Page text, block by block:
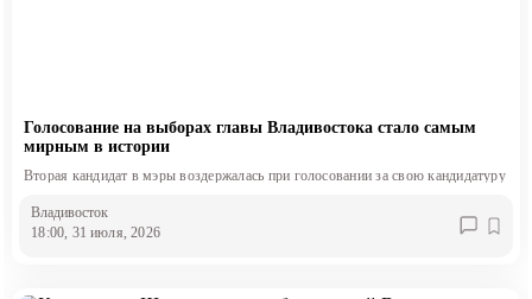
Голосование на выборах главы Владивостока стало самым
мирным в истории
Вторая кандидат в мэры воздержалась при голосовании за свою кандидатуру
Владивосток
18:00, 31 июля, 2026